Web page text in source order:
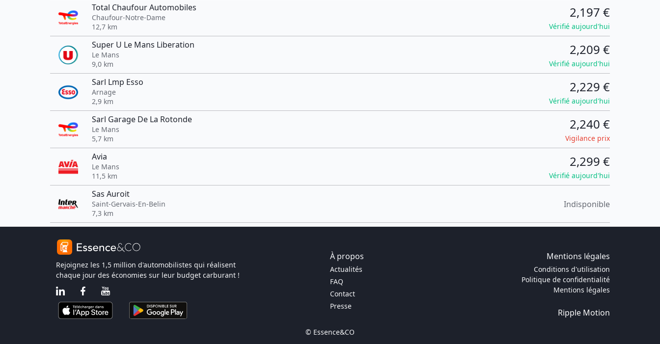
Total Chaufour Automobiles
Chaufour-Notre-Dame
12,7 km
2,197 €
Vérifié aujourd'hui
Super U Le Mans Liberation
Le Mans
9,0 km
2,209 €
Vérifié aujourd'hui
Sarl Lmp Esso
Arnage
2,9 km
2,229 €
Vérifié aujourd'hui
Sarl Garage De La Rotonde
Le Mans
5,7 km
2,240 €
Vigilance prix
Avia
Le Mans
11,5 km
2,299 €
Vérifié aujourd'hui
Sas Auroit
Saint-Gervais-En-Belin
7,3 km
Indisponible
Rejoignez les 1,5 million d'automobilistes qui réalisent
chaque jour des économies sur leur budget carburant !
À propos Mentions légales
Actualités
FAQ
Contact
Presse
Conditions d'utilisation
Politique de confidentialité
Mentions légales
Ripple Motion
© Essence&CO